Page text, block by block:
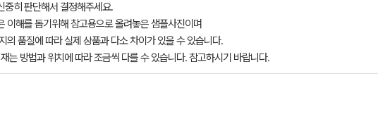
중히 판단해서 결정해주세요.
이해를 돕기위해 참고용으로 올려놓은 샘플사진이며
의 품질에 따라 실제 상품과 다소 차이가 있을 수 있습니다.
는 방법과 위치에 따라 조금씩 다를 수 있습니다. 참고하시기 바랍니다.